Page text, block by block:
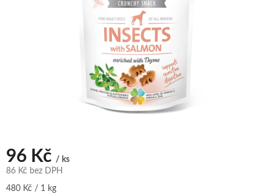
96 Kč / ks
86 Kč bez DPH
Měrná
480 Kč / 1 kg